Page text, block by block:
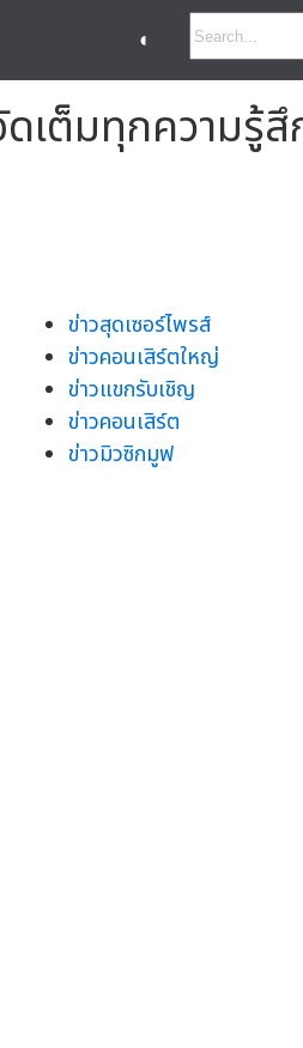
◐
เต็มทุกความรู้สึ
ข่าวสุดเซอร์ไพรส์
ข่าวคอนเสิร์ตใหญ่
ข่าวแขกรับเชิญ
ข่าวคอนเสิร์ต
ข่าวมิวซิกมูฟ